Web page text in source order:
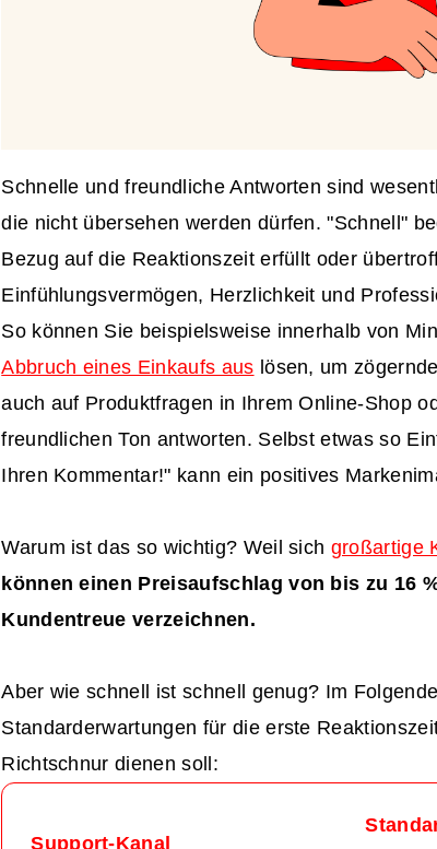
Schnelle und freundliche Antworten sind
die nicht übersehen werden dürfen. "Schnell"
Bezug auf die Reaktionszeit erfüllt oder
Einfühlungsvermögen, Herzlichkeit und
So können Sie beispielsweise innerhalb von
Abbruch eines Einkaufs aus lösen, um
auch auf Produktfragen in Ihrem Online-Shop
freundlichen Ton antworten. Selbst etwas so
Ihren Kommentar!" kann ein positives
Warum ist das so wichtig? Weil sich großartige
können einen Preisaufschlag von bis zu 16
Kundentreue verzeichnen.
Aber wie schnell ist schnell genug? Im
Standarderwartungen für die erste
Richtschnur dienen soll:
Support-Kanal